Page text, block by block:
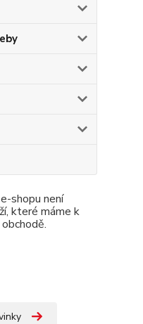
shopu není
které máme k